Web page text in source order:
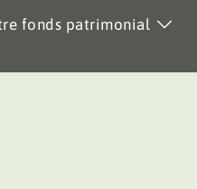
fonds patrimonial